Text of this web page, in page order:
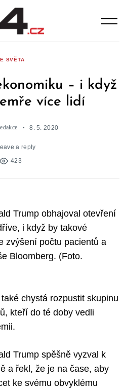
SVĚTA
– i když
více lidí
8. 5. 2020
a reply
423
Trump obhajoval otevření
i když by takové
zvýšení počtu pacientů a
Bloomberg. (Foto.
chystá rozpustit skupinu
kteří do té doby vedli
Trump spěšně vyzval k
a řekl, že je na čase, aby
ke svému obvyklému